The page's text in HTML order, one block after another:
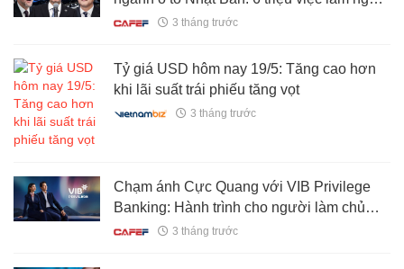
cơ đứt gãy, bất lực nhìn Trung Quốc phát
3 tháng trước
Tỷ giá USD hôm nay 19/5: Tăng cao hơn
khi lãi suất trái phiếu tăng vọt
3 tháng trước
Chạm ánh Cực Quang với VIB Privilege
Banking: Hành trình cho người làm chủ
thời cuộc3 tháng trước